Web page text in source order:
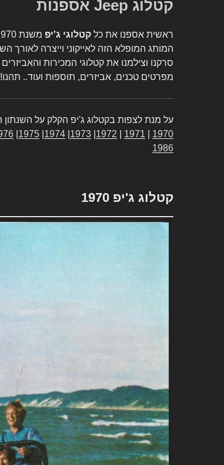
קטלוג Jeep אספנות
ראשית אספנו את כל קטלוגי ג'יפ
המותג המופלא הזה לאייקוני וייצרה
סרקנו וצילמנו את קטלוגי המכירות והאביזרים
מפרטים טכנים, אביזרים, תוספות ועוד.. תהנו!
על מנת לצפות בקטלוג ג'יפ הקלק על
1970
1971
1972
1973
1974
1975
1986
קטלוג ג'יפ 1970